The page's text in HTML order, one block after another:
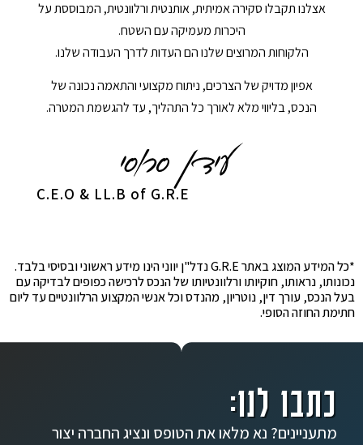
אצלנו תקבלו סקירה אמיתית, אותנטית ורלוונטית, המבוססת על
היכרות מעמיקה עם השטח.
הלקוחות המרוצים שלנו הם העדות לדרך העבודה שלנו.
אפיון מדויק של הצרכים, ניתוח מקצועי והתאמה נכונה של
הנכס, בליווי מלא לאורך כל התהליך, עד להגשמת המטרה.
C.E.O & LL.B of G.R.E
*כל המידע המוצג באתר G.R.E נדל"ן יווני הינו מידע ראשוני ובסיסי בלבד.
נכונותו, נראותו, חוקיותו ורלוונטיותו של הנכס לרכישה כפופים לבדיקה עם
בעל הנכס, עורך דין, נוטריון, מהנדס וכל אנשי המקצוע הרלוונטיים עד ליום
חתימת החוזה הסופי.
כתבו לנו:
מתעניינים? נא מלאו את הטופס ונציג החברה יצור